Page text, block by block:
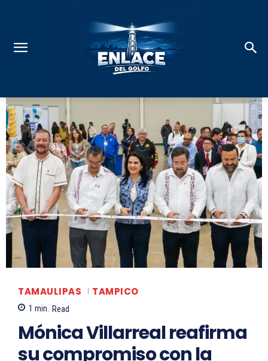
TAMAULIPAS TAMPICO
1 min. Read
Mónica Villarreal reafirma
su compromiso con la